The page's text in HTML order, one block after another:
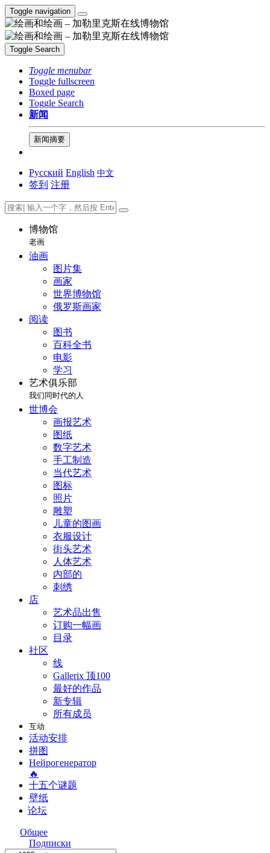
Toggle navigation
Toggle Search
Toggle menubar
Toggle fullscreen
Boxed page
Toggle Search
新闻
新闻摘要
Русский English 中文
签到 注册
博物馆
老画
油画
图片集
画家
世界博物馆
俄罗斯画家
阅读
图书
百科全书
电影
学习
艺术俱乐部
我们同时代的人
世博会
画报艺术
图纸
数字艺术
手工制造
当代艺术
图标
照片
雕塑
儿童的图画
衣服设计
街头艺术
人体艺术
内部的
刺绣
店
艺术品出售
订购一幅画
目录
社区
线
Gallerix 顶100
最好的作品
新专辑
所有成员
互动
活动安排
拼图
Нейрогенератор
🔥
十五个谜题
壁纸
论坛
Общее
Подписки